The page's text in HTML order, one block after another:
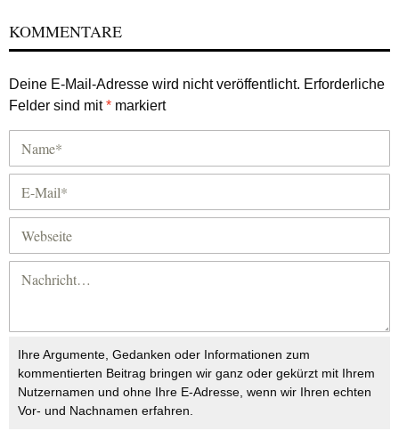
KOMMENTARE
Deine E-Mail-Adresse wird nicht veröffentlicht. Erforderliche
Felder sind mit* markiert
Ihre Argumente, Gedanken oder Informationen zum
kommentierten Beitrag bringen wir ganz oder gekürzt mit Ihrem
Nutzernamen und ohne Ihre E-Adresse, wenn wir Ihren echten
Vor- und Nachnamen erfahren.